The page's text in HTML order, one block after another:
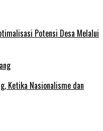
Potensi Desa Melalui
Ketika Nasionalisme dan